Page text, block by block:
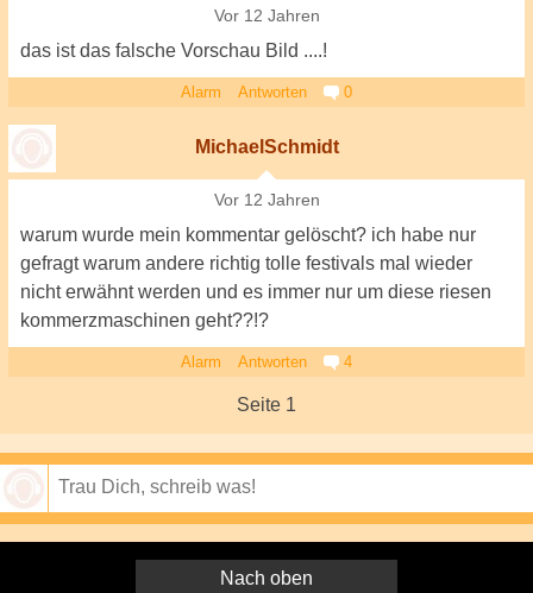
Vor 12 Jahren
das ist das falsche Vorschau Bild ....!
Alarm Antworten 0
MichaelSchmidt
Vor 12 Jahren
warum wurde mein kommentar gelöscht? ich habe nur
gefragt warum andere richtig tolle festivals mal wieder
nicht erwähnt werden und es immer nur um diese riesen
kommerzmaschinen geht??!?
Alarm Antworten 4
Seite 1
Nach oben